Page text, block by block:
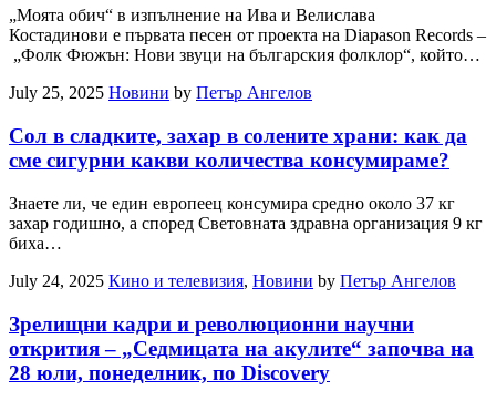
„Моята обич“ в изпълнение на Ива и Велислава
Костадинови е първата песен от проекта на Diapason Records –
„Фолк Фюжън: Нови звуци на българския фолклор“, който…
July 25, 2025 Новини by Петър Ангелов
Сол в сладките, захар в солените храни: как да
сме сигурни какви количества консумираме?
Знаете ли, че един европеец консумира средно около 37 кг
захар годишно, а според Световната здравна организация 9 кг
биха…
July 24, 2025 Кино и телевизия, Новини by Петър Ангелов
Зрелищни кадри и революционни научни
открития – „Седмицата на акулите“ започва на
28 юли, понеделник, по Discovery